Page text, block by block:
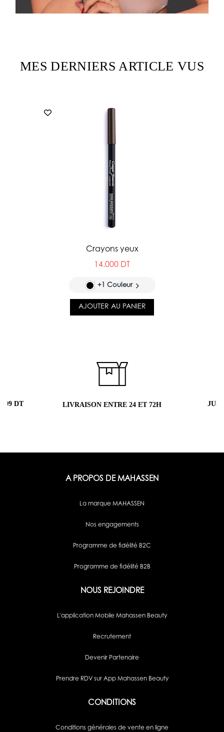
MES DERNIERS ARTICLE VUS
Crayons yeux
14.000 DT
+1 Couleur
AJOUTER AU PANIER
ET 72H JUSQU'À 5 ÉCHANTILLONS OFFERTS
A PROPOS DE MAHASSEN
La marque MAHASSEN
Nos engagements
Programme de fidélité B2C
Programme de fidélité B2B
NOUS REJOINDRE
L'application Mobile Mahassen Beauty
Recrutement
Devenir Partenaire
Prendre RDV sur App Mahassen Beauty
CONDITIONS
Conditions générales de vente en ligne